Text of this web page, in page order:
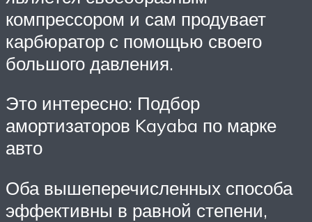
компрессором и сам продувает
карбюратор с помощью своего
большого давления.
Это интересно: Подбор
амортизаторов Kayaba по марке
авто
Оба вышеперечисленных способа
эффективны в равной степени,